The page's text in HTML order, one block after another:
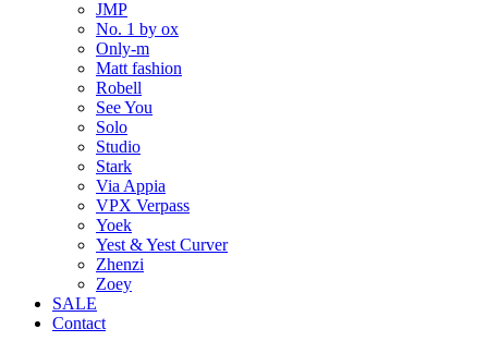
JMP
No. 1 by ox
Only-m
Matt fashion
Robell
See You
Solo
Studio
Stark
Via Appia
VPX Verpass
Yoek
Yest & Yest Curver
Zhenzi
Zoey
SALE
Contact